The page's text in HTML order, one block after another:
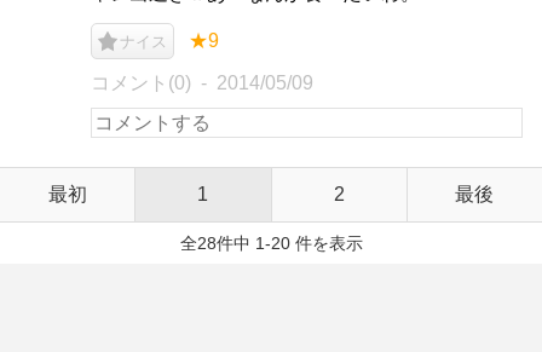
ナイス ★9
コメント(0) 2014/05/09
最初 1 2 最後
全28件中 1-20 件を表示